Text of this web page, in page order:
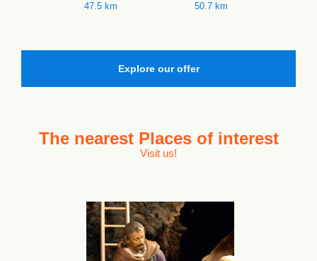
47.5 km
50.7 km
Explore our offer
The nearest Places of interest
Visit us!